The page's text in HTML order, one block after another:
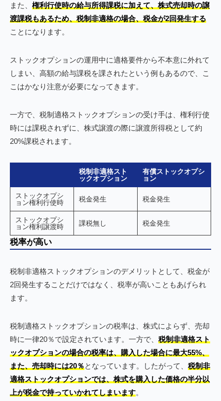
また、 権利行使時の給与所得課税に加えて、株式売却時の譲
渡課税もあるため、税制非適格の場合、税金が2回発生する
ことになります。
ストックオプションの運用中に適格要件から不本意に外れて
しまい、高額の給与課税を課されたという例もあるので、こ
こはかなり注意が必要になってきます。
一方で、税制適格ストックオプションの受け手は、権利行使
時には課税されずに、株式譲渡の際に譲渡所得税として約
20%課税されます。
税制非適格スト
ックオプション
有償ストックオプシ
ョン
ストックオプシ
ョン権利行使時
税金発生 税金発生
ストックオプシ
ョン権利譲渡時
課税無し 税金発生
税率が高い
税制非適格ストックオプションのデメリットとして、税金が
2回発生することだけではなく、税率が高いこともあげられ
ます。
税制適格ストックオプションの税率は、株式によらず、売却
時に一律20％で設定されています。一方で、 税制非適格スト
ックオプションの場合の税率は、購入した場合に最大55%、
また、売却時には20％となっています。したがって、 税制非
適格ストックオプションでは、株式を購入した価格の半分以
上が税金で持っていかれてしまいます。